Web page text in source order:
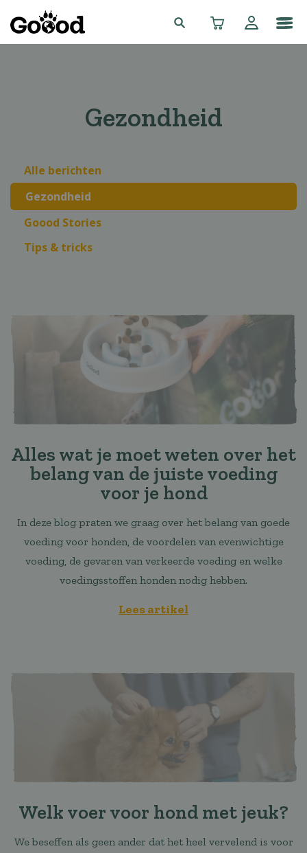
Gezondheid
Alle berichten
Gezondheid
Goood Stories
Tips & tricks
Alles wat je moet weten over het
belang van de juiste voeding
voor je hond
In deze blog praten we graag over het belang van goede
voeding voor honden, de voordelen van evenwichtige
voeding, de gevaren van verkeerde voeding en welke
voedingsstoffen honden nodig hebben.
Lees artikel
Welk voer voor hond met jeuk?
We beseffen als geen ander dat het heel vervelend is voor